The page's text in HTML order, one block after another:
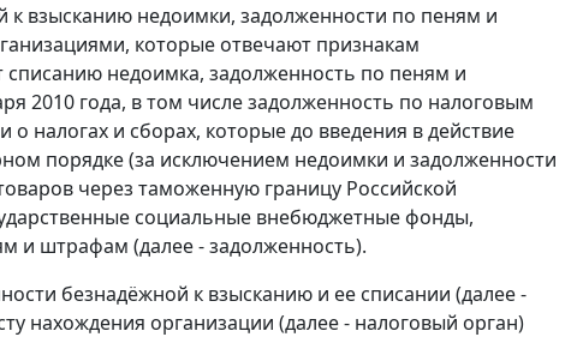
к взысканию недоимки, задолженности по пеням и
которые отвечают признакам
недоимка, задолженность по пеням и
2010 года, в том числе задолженность по налоговым
налогах и сборах, которые до введения в действие
порядке (за исключением недоимки и задолженности
через таможенную границу Российской
социальные внебюджетные фонды,
и штрафам (далее - задолженность).
безнадёжной к взысканию и ее списании (далее -
нахождения организации (далее - налоговый орган)